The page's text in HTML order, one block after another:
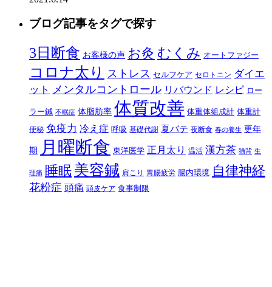
ブログ記事をタグで探す
3日断食 お客様の声 お灸 むくみ オートファジー
コロナ太り ストレス セルフケア セロトニン ダイエ
ット メンタルコントロール リバウンド レシピ ロー
ラー鍼 不眠症 体脂肪率 体質改善 体重体組成計 体重計
便秘 免疫力 冷え症 呼吸 基礎代謝 夏バテ 夜断食 春の養生 更年
期 月曜断食 東洋医学 正月太り 温活 漢方茶 猫背 生
理痛 睡眠 美容鍼 肩こり 胃腸疲労 腸内環境 自律神経
花粉症 頭痛 頭皮ケア 食事制限